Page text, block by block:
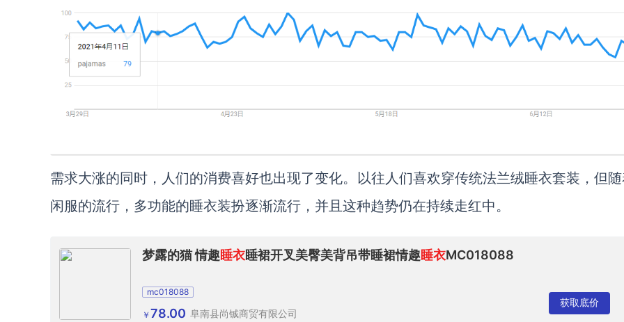
需求大涨的同时，人们的消费喜好也出现了变化。以往人们喜欢穿传统法兰绒睡衣套装，但
闲服的流行，多功能的睡衣装扮逐渐流行，并且这种趋势仍在持续走红中。
梦露的猫 情趣睡衣睡裙开叉美臀美背吊带睡裙情趣睡衣MC018088
mc018088
￥ 78.00 阜南县尚铖商贸有限公司
获取底价